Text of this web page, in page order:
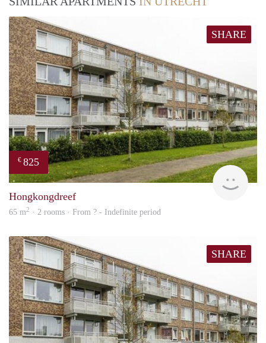
SHARE
€ 825
Hongkongdreef
65 m2 · 2 rooms · From ? - Indefinite period
SHARE